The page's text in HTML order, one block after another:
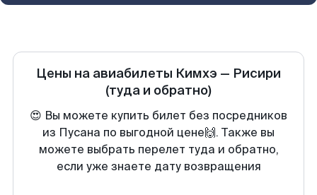
Цены на авиабилеты Кимхэ — Рисири
(туда и обратно)
😍 Вы можете купить билет без посредников
из Пусана по выгодной цене🙌. Также вы
можете выбрать перелет туда и обратно,
если уже знаете дату возвращения